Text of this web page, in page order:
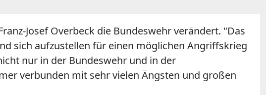
Josef Overbeck die Bundeswehr verändert. "Das
sich aufzustellen für einen möglichen Angriffskrieg
nur in der Bundeswehr und in der
verbunden mit sehr vielen Ängsten und großen